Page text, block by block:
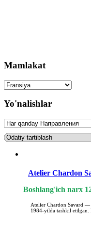
Mamlakat
Yo'nalishlar
Atelier Chardon
Boshlang'ich narx
Atelier Chardon Savard
1984-yilda tashkil etilgan.